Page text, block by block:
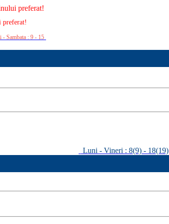
preferat!
preferat!
- Sambata : 9 - 15
Luni - Vineri : 8(9) - 18(19)